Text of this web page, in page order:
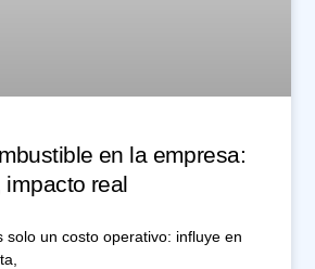
en la empresa:
impacto real
solo un costo operativo: influye en